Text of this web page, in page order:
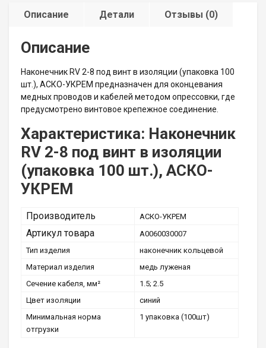
Описание Детали Отзывы (0)
Описание
Наконечник RV 2-8 под винт в изоляции (упаковка 100
шт.), АСКО-УКРЕМ предназначен для оконцевания
медных проводов и кабелей методом опрессовки, где
предусмотрено винтовое крепежное соединение.
Характеристика: Наконечник
RV 2-8 под винт в изоляции
(упаковка 100 шт.), АСКО-
УКРЕМ
Производитель АСКО-УКРЕМ
Артикул товара
A0060030007
Тип изделия
наконечник кольцевой
Материал изделия
медь луженая
Сечение кабеля, мм²
1.5; 2.5
Цвет изоляции
синий
Минимальная норма
отгрузки
1 упаковка (100шт)